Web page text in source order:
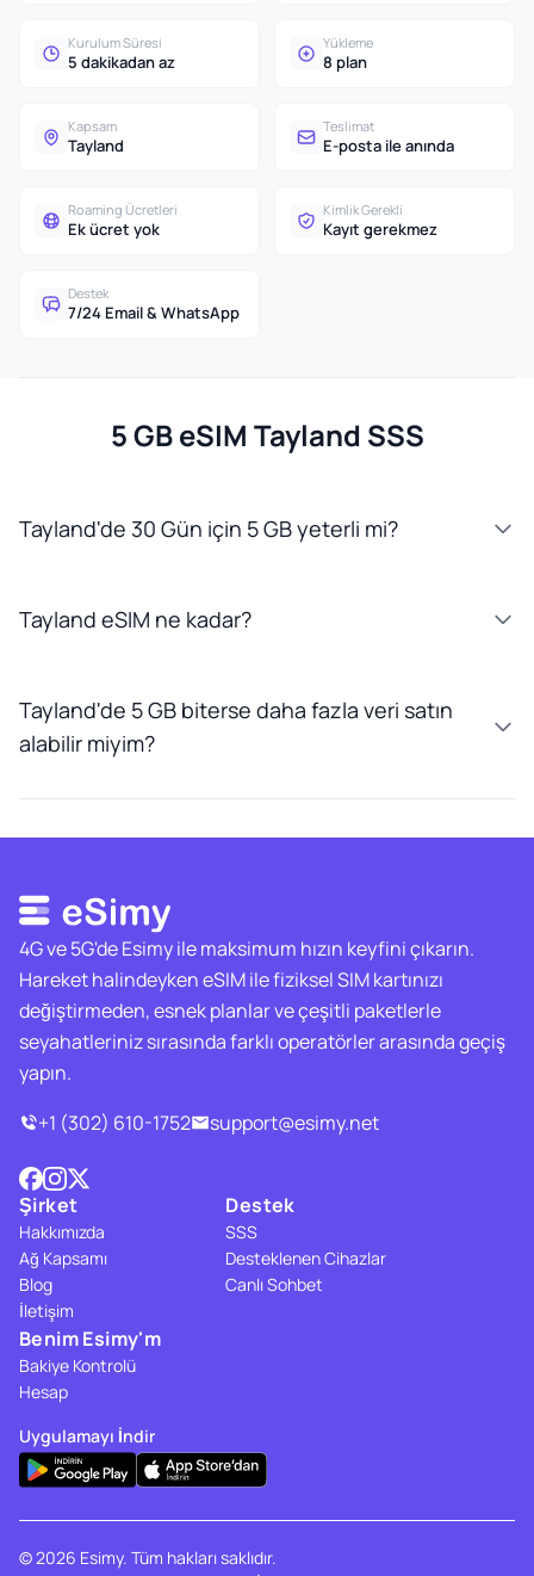
Kurulum Süresi
5 dakikadan az
Yükleme
8 plan
Kapsam
Tayland
Teslimat
E-posta ile anında
Roaming Ücretleri
Ek ücret yok
Kimlik Gerekli
Kayıt gerekmez
Destek
7/24 Email & WhatsApp
5 GB eSIM Tayland SSS
Tayland'de 30 Gün için 5 GB yeterli mi?
Tayland eSIM ne kadar?
Tayland'de 5 GB biterse daha fazla veri satın
alabilir miyim?
4G ve 5G'de Esimy ile maksimum hızın keyfini çıkarın.
Hareket halindeyken eSIM ile fiziksel SIM kartınızı
değiştirmeden, esnek planlar ve çeşitli paketlerle
seyahatleriniz sırasında farklı operatörler arasında geçiş
yapın.
+1 (302) 610-1752
support@esimy.net
Şirket
Hakkımızda
Ağ Kapsamı
Blog
İletişim
Destek
SSS
Desteklenen Cihazlar
Canlı Sohbet
Benim Esimy'm
Bakiye Kontrolü
Hesap
Uygulamayı İndir
© 2026 Esimy. Tüm hakları saklıdır.